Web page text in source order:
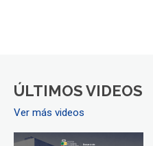
ÚLTIMOS VIDEOS
Ver más videos